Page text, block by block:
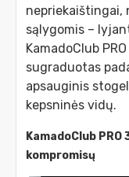
nepriekaištingai,
sąlygomis –
KamadoClub
sugraduotas
apsauginis
kepsninės vidų.
KamadoClub PRO
kompromisų